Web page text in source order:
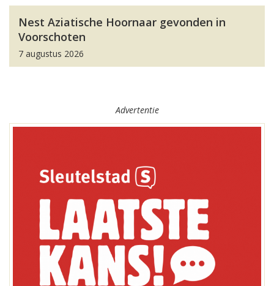
Nest Aziatische Hoornaar gevonden in
Voorschoten
7 augustus 2026
Advertentie